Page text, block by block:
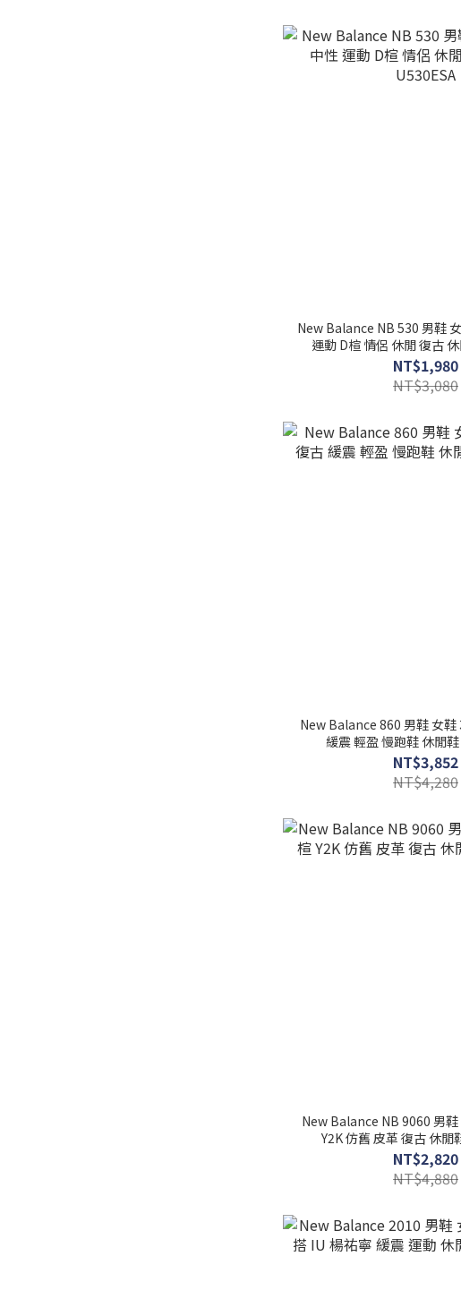
New Balance NB 530 男鞋
運動 D楦 情侶 休閒 復古
NT$1,980
NT$3,080
New Balance 860 男鞋 女鞋
緩震 輕盈 慢跑鞋 休閒
NT$3,852
NT$4,280
New Balance NB 9060 男
Y2K 仿舊 皮革 復古 休閒
NT$2,820
NT$4,880